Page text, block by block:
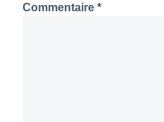
Commentaire *